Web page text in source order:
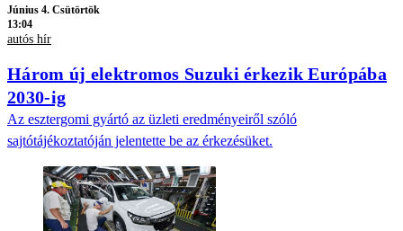
Június 4. Csütörtök
13:04
autós hír
Három új elektromos Suzuki érkezik Európába
2030-ig
Az esztergomi gyártó az üzleti eredményeiről szóló
sajtótájékoztatóján jelentette be az érkezésüket.